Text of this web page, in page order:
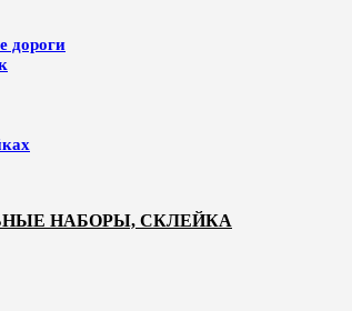
дороги
НАБОРЫ, СКЛЕЙКА